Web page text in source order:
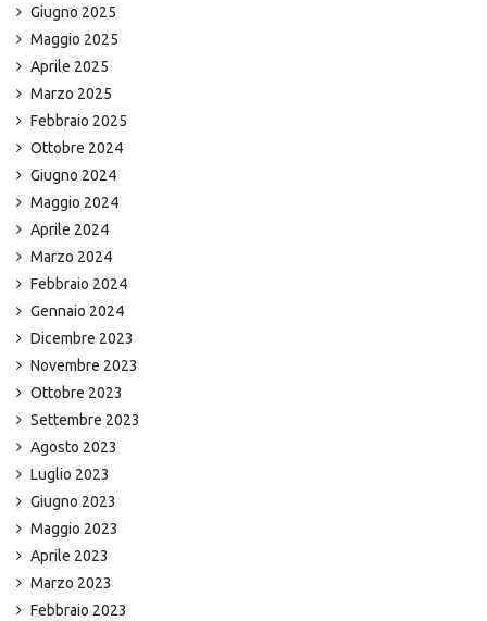
Giugno 2025
Maggio 2025
Aprile 2025
Marzo 2025
Febbraio 2025
Ottobre 2024
Giugno 2024
Maggio 2024
Aprile 2024
Marzo 2024
Febbraio 2024
Gennaio 2024
Dicembre 2023
Novembre 2023
Ottobre 2023
Settembre 2023
Agosto 2023
Luglio 2023
Giugno 2023
Maggio 2023
Aprile 2023
Marzo 2023
Febbraio 2023